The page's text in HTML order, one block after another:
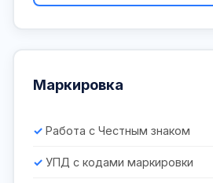
Маркировка
Работа с Честным знаком
УПД с кодами маркировки